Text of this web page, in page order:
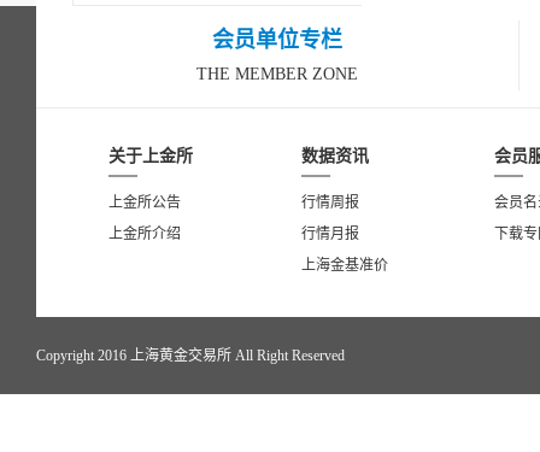
会员单位专栏
THE MEMBER ZONE
关于上金所
上金所公告
上金所介绍
数据资讯
行情周报
行情月报
上海金基准价
会员
会员
下载
Copyright 2016 上海黄金交易所 All Right Reserved